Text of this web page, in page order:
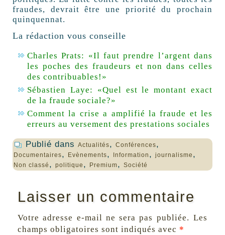
fraudes, devrait être une priorité du prochain
quinquennat.
La rédaction vous conseille
Charles Prats: «Il faut prendre l’argent dans
les poches des fraudeurs et non dans celles
des contribuables!»
Sébastien Laye: «Quel est le montant exact
de la fraude sociale?»
Comment la crise a amplifié la fraude et les
erreurs au versement des prestations sociales
Publié dans Actualités, Conférences,
Documentaires, Evènements, Information , journalisme ,
Non classé , politique , Premium, Société
Laisser un commentaire
Votre adresse e-mail ne sera pas publiée. Les
champs obligatoires sont indiqués avec *